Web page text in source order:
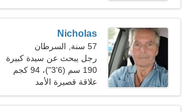
Nicholas
57 سنة, السرطان
رجل يبحث عن سيدة كبيرة
190 سم (6'3")، 94 كجم
(207 رطل)
علاقة قصيرة الأمد